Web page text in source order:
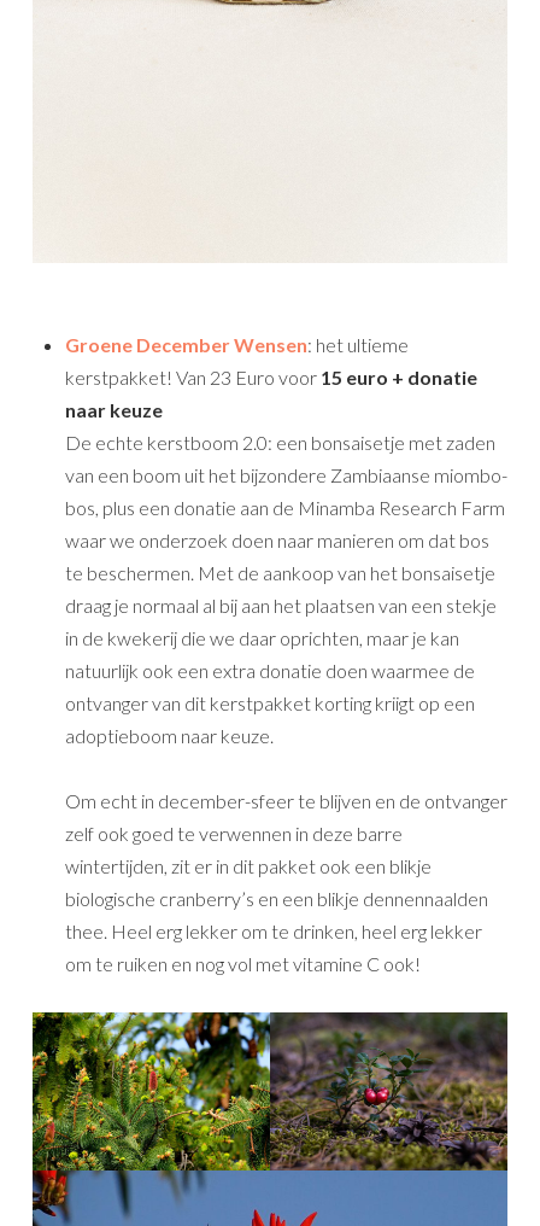
Groene December Wensen: het ultieme
kerstpakket! Van 23 Euro voor 15 euro + donatie
naar keuze
De echte kerstboom 2.0: een bonsaisetje met zaden
van een boom uit het bijzondere Zambiaanse miombo-
bos, plus een donatie aan de Minamba Research Farm
waar we onderzoek doen naar manieren om dat bos
te beschermen. Met de aankoop van het bonsaisetje
draag je normaal al bij aan het plaatsen van een stekje
in de kwekerij die we daar oprichten, maar je kan
natuurlijk ook een extra donatie doen waarmee de
ontvanger van dit kerstpakket korting kriigt op een
adoptieboom naar keuze.
Om echt in december-sfeer te blijven en de ontvanger
zelf ook goed te verwennen in deze barre
wintertijden, zit er in dit pakket ook een blikje
biologische cranberry’s en een blikje dennennaalden
thee. Heel erg lekker om te drinken, heel erg lekker
om te ruiken en nog vol met vitamine C ook!